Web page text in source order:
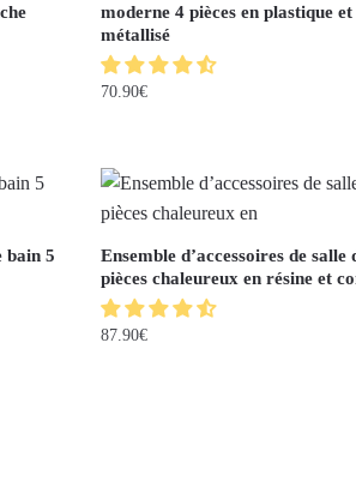
moderne 4 pièces en plastique
métallisé
70.90€
bain 5
Ensemble d’accessoires de salle
pièces chaleureux en résine et
87.90€